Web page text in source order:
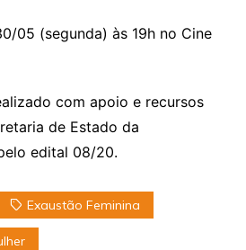
05 (segunda) às 19h no Cine
com apoio e recursos
de Estado da
edital 08/20.
Exaustão Feminina